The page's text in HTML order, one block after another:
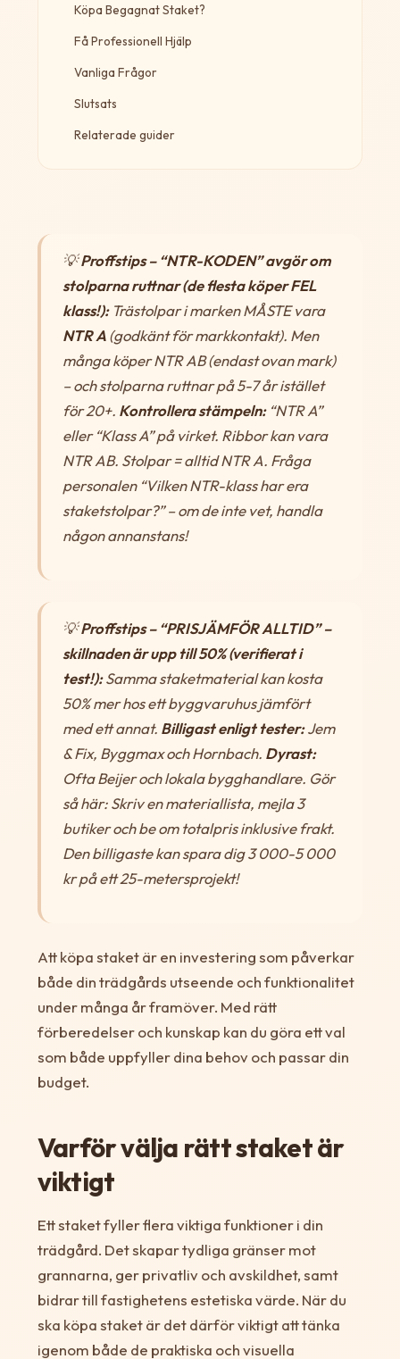
Köpa Begagnat Staket?
Få Professionell Hjälp
Vanliga Frågor
Slutsats
Relaterade guider
💡Proffstips – “NTR-KODEN” avgör om
stolparna ruttnar (de flesta köper FEL
klass!):Trästolpar i marken MÅSTE vara
NTR A(godkänt för markkontakt). Men
många köper NTR AB (endast ovan mark)
– och stolparna ruttnar på 5-7 år istället
för 20+. Kontrollera stämpeln:“NTR A”
eller “Klass A” på virket. Ribbor kan vara
NTR AB. Stolpar = alltid NTR A. Fråga
personalen “Vilken NTR-klass har era
staketstolpar?” – om de inte vet, handla
någon annanstans!
💡Proffstips – “PRISJÄMFÖR ALLTID” –
skillnaden är upp till 50% (verifierat i
test!):Samma staketmaterial kan kosta
50% mer hos ett byggvaruhus jämfört
med ett annat. Billigast enligt tester:Jem
& Fix, Byggmax och Hornbach. Dyrast:
Ofta Beijer och lokala bygghandlare. Gör
så här: Skriv en materiallista, mejla 3
butiker och be om totalpris inklusive frakt.
Den billigaste kan spara dig 3 000-5 000
kr på ett 25-metersprojekt!
Att köpa staket är en investering som påverkar
både din trädgårds utseende och funktionalitet
under många år framöver. Med rätt
förberedelser och kunskap kan du göra ett val
som både uppfyller dina behov och passar din
budget.
Varför välja rätt staket är
viktigt
Ett staket fyller flera viktiga funktioner i din
trädgård. Det skapar tydliga gränser mot
grannarna, ger privatliv och avskildhet, samt
bidrar till fastighetens estetiska värde. När du
ska köpa staket är det därför viktigt att tänka
igenom både de praktiska och visuella